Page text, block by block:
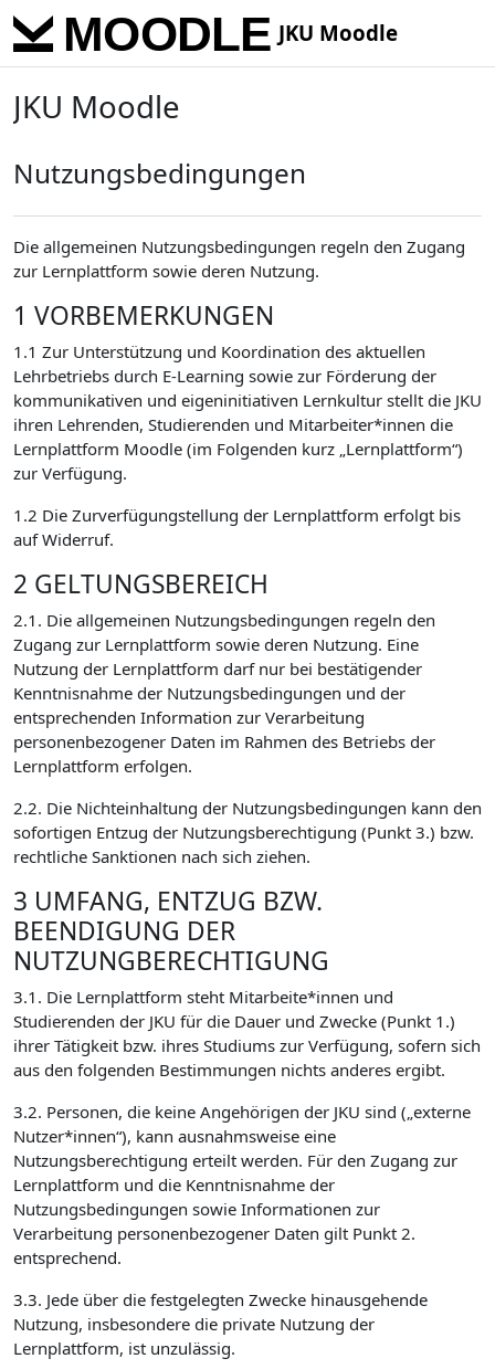
Skip to main content
JKU Moodle
JKU Moodle
Nutzungsbedingungen
Die allgemeinen Nutzungsbedingungen regeln den Zugang
zur Lernplattform sowie deren Nutzung.
1 VORBEMERKUNGEN
1.1 Zur Unterstützung und Koordination des aktuellen
Lehrbetriebs durch E-Learning sowie zur Förderung der
kommunikativen und eigeninitiativen Lernkultur stellt die JKU
ihren Lehrenden, Studierenden und Mitarbeiter*innen die
Lernplattform Moodle (im Folgenden kurz „Lernplattform“)
zur Verfügung.
1.2 Die Zurverfügungstellung der Lernplattform erfolgt bis
auf Widerruf.
2 GELTUNGSBEREICH
2.1. Die allgemeinen Nutzungsbedingungen regeln den
Zugang zur Lernplattform sowie deren Nutzung. Eine
Nutzung der Lernplattform darf nur bei bestätigender
Kenntnisnahme der Nutzungsbedingungen und der
entsprechenden Information zur Verarbeitung
personenbezogener Daten im Rahmen des Betriebs der
Lernplattform erfolgen.
2.2. Die Nichteinhaltung der Nutzungsbedingungen kann den
sofortigen Entzug der Nutzungsberechtigung (Punkt 3.) bzw.
rechtliche Sanktionen nach sich ziehen.
3 UMFANG, ENTZUG BZW.
BEENDIGUNG DER
NUTZUNGBERECHTIGUNG
3.1. Die Lernplattform steht Mitarbeite*innen und
Studierenden der JKU für die Dauer und Zwecke (Punkt 1.)
ihrer Tätigkeit bzw. ihres Studiums zur Verfügung, sofern sich
aus den folgenden Bestimmungen nichts anderes ergibt.
3.2. Personen, die keine Angehörigen der JKU sind („externe
Nutzer*innen“), kann ausnahmsweise eine
Nutzungsberechtigung erteilt werden. Für den Zugang zur
Lernplattform und die Kenntnisnahme der
Nutzungsbedingungen sowie Informationen zur
Verarbeitung personenbezogener Daten gilt Punkt 2.
entsprechend.
3.3. Jede über die festgelegten Zwecke hinausgehende
Nutzung, insbesondere die private Nutzung der
Lernplattform, ist unzulässig.